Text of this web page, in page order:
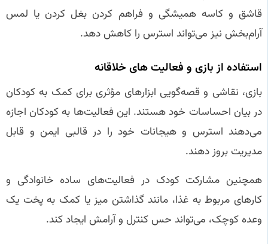
قاشق و کاسه همیشگی و فراهم کردن بغل کردن یا لمس
آرام‌بخش نیز می‌تواند استرس را کاهش دهد.
استفاده از بازی و فعالیت‌ های خلاقانه
بازی، نقاشی و قصه‌گویی ابزارهای مؤثری برای کمک به کودکان
در بیان احساسات خود هستند. این فعالیت‌ها به کودکان اجازه
می‌دهند استرس و هیجانات خود را در قالبی ایمن و قابل
مدیریت بروز دهند.
همچنین مشارکت کودک در فعالیت‌های ساده خانوادگی و
کارهای مربوط به غذا، مانند گذاشتن میز یا کمک به پخت یک
وعده کوچک، می‌تواند حس کنترل و آرامش ایجاد کند.